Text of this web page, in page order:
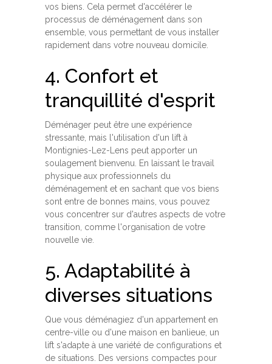
vos biens. Cela permet d'accélérer le
processus de déménagement dans son
ensemble, vous permettant de vous installer
rapidement dans votre nouveau domicile.
4. Confort et
tranquillité d'esprit
Déménager peut être une expérience
stressante, mais l'utilisation d'un lift à
Montignies-Lez-Lens peut apporter un
soulagement bienvenu. En laissant le travail
physique aux professionnels du
déménagement et en sachant que vos biens
sont entre de bonnes mains, vous pouvez
vous concentrer sur d'autres aspects de votre
transition, comme l'organisation de votre
nouvelle vie.
5. Adaptabilité à
diverses situations
Que vous déménagiez d'un appartement en
centre-ville ou d'une maison en banlieue, un
lift s'adapte à une variété de configurations et
de situations. Des versions compactes pour